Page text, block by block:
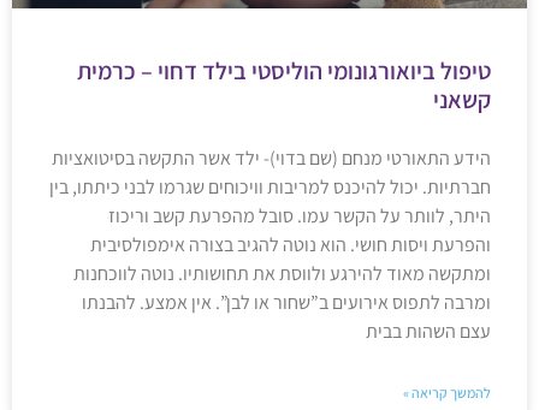
טיפול ביואורגונומי הוליסטי בילד דחוי – כרמית
קשאני
הידע התאורטי מנחם (שם בדוי)- ילד אשר התקשה בסיטואציות
חברתיות. יכול להיכנס למריבות וויכוחים שגרמו לבני כיתתו, בין
היתר, לוותר על הקשר עמו. סובל מהפרעת קשב וריכוז
והפרעת ויסות חושי. הוא נוטה להגיב בצורה אימפולסיבית
ומתקשה מאוד להירגע ולווסת את תחושותיו. נוטה לווכחנות
ומרבה לתפוס אירועים ב”שחור או לבן”. אין אמצע. להבנתו
עצם השהות בבית
להמשך קריאה »